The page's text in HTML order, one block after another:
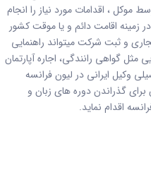
موکل ، اقدامات مورد نیاز را انجام
زمینه اقامت دائم و یا موقت کشور
و ثبت شرکت میتواند راهنمایی
مثل گواهی رانندگی، اجاره آپارتمان
وکیل ایرانی در لیون فرانسه
گذراندن دوره­ های زبان و
اقدام نماید.